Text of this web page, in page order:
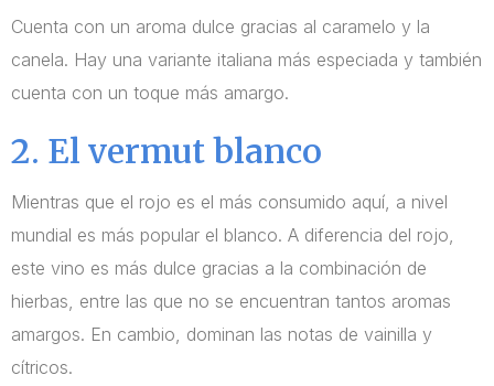
Cuenta con un aroma dulce gracias al caramelo y la
canela. Hay una variante italiana más especiada y también
cuenta con un toque más amargo.
2. El vermut blanco
Mientras que el rojo es el más consumido aquí, a nivel
mundial es más popular el blanco. A diferencia del rojo,
este vino es más dulce gracias a la combinación de
hierbas, entre las que no se encuentran tantos aromas
amargos. En cambio, dominan las notas de vainilla y
cítricos.